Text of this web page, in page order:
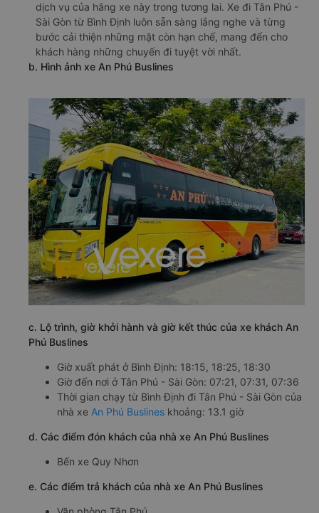
dịch vụ của hãng xe này trong tương lai. Xe đi Tân Phú -
Sài Gòn từ Bình Định luôn sẵn sàng lắng nghe và từng
bước cải thiện những mặt còn hạn chế, mang đến cho
khách hàng những chuyến đi tuyệt vời nhất.
b. Hình ảnh xe An Phú Buslines
c. Lộ trình, giờ khởi hành và giờ kết thúc của xe khách An
Phú Buslines
Giờ xuất phát ở Bình Định: 18:15, 18:25, 18:30
Giờ đến nơi ở Tân Phú - Sài Gòn: 07:21, 07:31, 07:36
Thời gian chạy từ Bình Định đi Tân Phú - Sài Gòn của
nhà xe An Phú Buslines khoảng: 13.1 giờ
d. Các điểm đón khách của nhà xe An Phú Buslines
Bến xe Quy Nhơn
e. Các điểm trả khách của nhà xe An Phú Buslines